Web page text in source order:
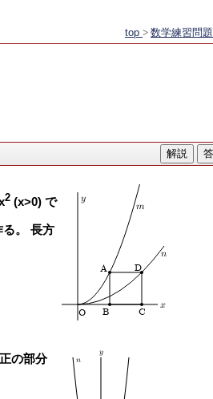
top > 数学練習問題
2 (x>0) で
。 長方
m
n
O
A
B C
D
x
y
の部分
y
n